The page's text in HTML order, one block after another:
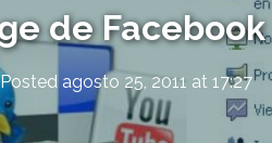
de Facebook
Posted agosto 25, 2011 at 17:27